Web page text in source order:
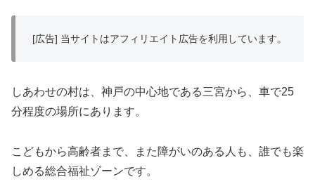
[広告] 当サイトはアフィリエイト広告を利用しています。
しあわせの村は、神戸の中心地である三宮から、車で25
分程度の場所にあります。
こどもから高齢者まで、また障がいのある人も、誰でも楽
しめる総合福祉ゾーンです。